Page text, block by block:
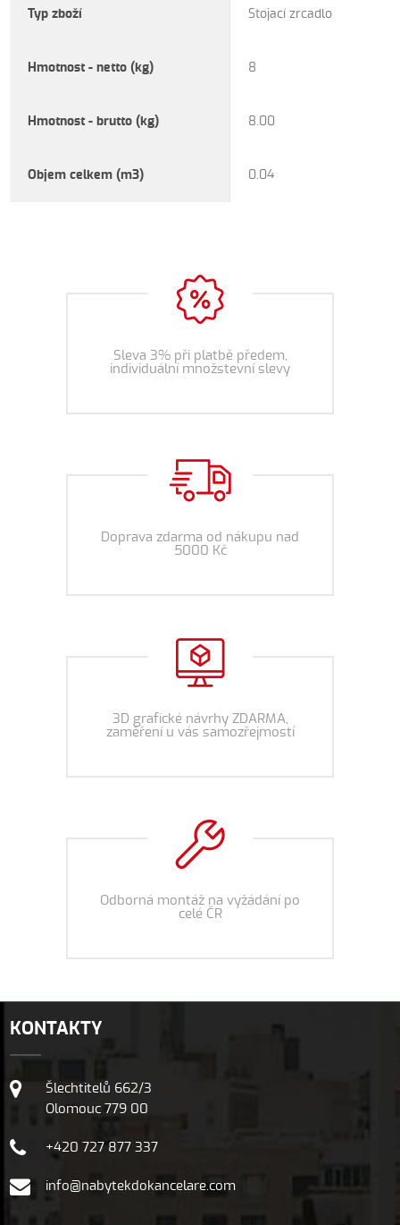
Typ zboží Stojací zrcadlo
Hmotnost - netto (kg) 8
Hmotnost - brutto (kg) 8.00
Objem celkem (m3) 0.04
Sleva 3% při platbě předem,
individuální množstevní slevy
Doprava zdarma od nákupu nad
5000 Kč
3D grafické návrhy ZDARMA,
zaměření u vás samozřejmostí
Odborná montáž na vyžádání po
celé ČR
KONTAKTY
Šlechtitelů 662/3
Olomouc 779 00
+420 727 877 337
info@nabytekdokancelare.com